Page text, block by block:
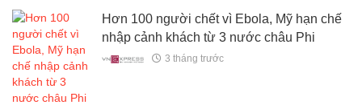
Hơn 100 người chết vì Ebola, Mỹ hạn chế
nhập cảnh khách từ 3 nước châu Phi
3 tháng trước